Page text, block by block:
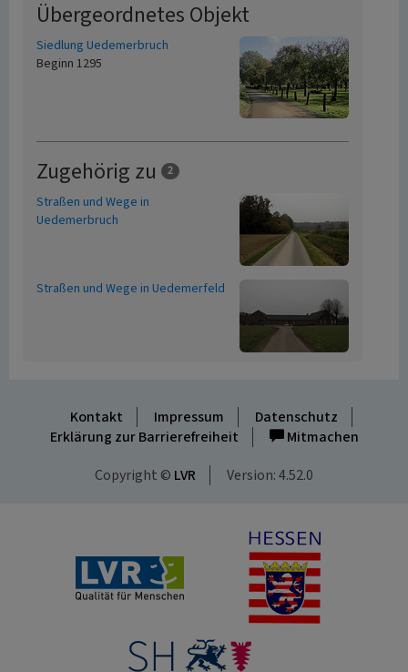
Übergeordnetes Objekt
Siedlung Uedemerbruch
Beginn 1295
Zugehörig zu 2
Straßen und Wege in
Uedemerbruch
Straßen und Wege in Uedemerfeld
Kontakt Impressum
Datenschutz
Erklärung zur Barrierefreiheit
Mitmachen
Copyright © LVR Version: 4.52.0